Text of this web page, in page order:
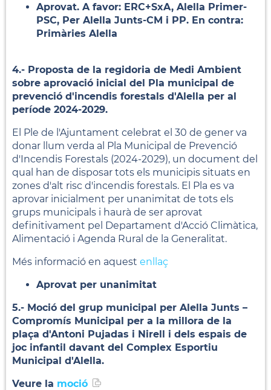
Aprovat. A favor: ERC+SxA, Alella Primer-
PSC, Per Alella Junts-CM i PP. En contra:
Primàries Alella
4.- Proposta de la regidoria de Medi Ambient
sobre aprovació inicial del Pla municipal de
prevenció d'incendis forestals d'Alella per al
període 2024-2029.
El Ple de l'Ajuntament celebrat el 30 de gener va
donar llum verda al Pla Municipal de Prevenció
d'Incendis Forestals (2024-2029), un document del
qual han de disposar tots els municipis situats en
zones d'alt risc d'incendis forestals. El Pla es va
aprovar inicialment per unanimitat de tots els
grups municipals i haurà de ser aprovat
definitivament pel Departament d'Acció Climàtica,
Alimentació i Agenda Rural de la Generalitat.
Més informació en aquest enllaç
Aprovat per unanimitat
5.- Moció del grup municipal per Alella Junts –
Compromís Municipal per a la millora de la
plaça d'Antoni Pujadas i Nirell i dels espais de
joc infantil davant del Complex Esportiu
Municipal d'Alella.
Veure la moció